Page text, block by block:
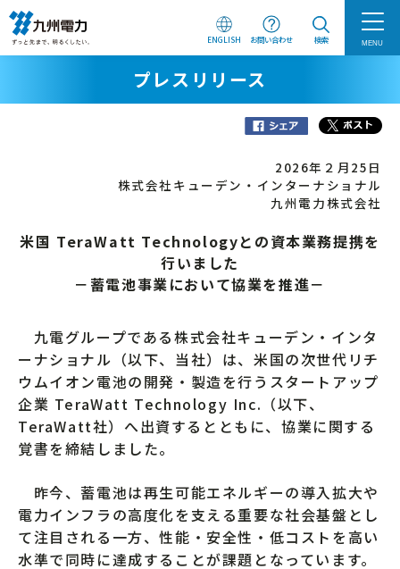
ENGLISH お問い合わせ 検索 MENU
プレスリリース
2026年２月25日
株式会社キューデン・インターナショナル
九州電力株式会社
米国 TeraWatt Technologyとの資本業務提携を
行いました
－蓄電池事業において協業を推進－
九電グループである株式会社キューデン・インタ
ーナショナル（以下、当社）は、米国の次世代リチ
ウムイオン電池の開発・製造を行うスタートアップ
企業 TeraWatt Technology Inc.（以下、
TeraWatt社）へ出資するとともに、協業に関する
覚書を締結しました。
昨今、蓄電池は再生可能エネルギーの導入拡大や
電力インフラの高度化を支える重要な社会基盤とし
て注目される一方、性能・安全性・低コストを高い
水準で同時に達成することが課題となっています。